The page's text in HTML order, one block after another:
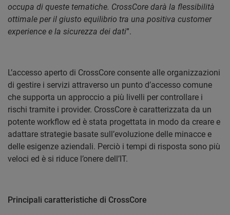
occupa di queste tematiche. CrossCore darà la flessibilità
ottimale per il giusto equilibrio tra una positiva customer
experience e la sicurezza dei dati”.
L’accesso aperto di CrossCore consente alle organizzazioni
di gestire i servizi attraverso un punto d’accesso comune
che supporta un approccio a più livelli per controllare i
rischi tramite i provider. CrossCore è caratterizzata da un
potente workflow ed è stata progettata in modo da creare e
adattare strategie basate sull’evoluzione delle minacce e
delle esigenze aziendali. Perciò i tempi di risposta sono più
veloci ed è si riduce l’onere dell’IT.
Principali caratteristiche di CrossCore